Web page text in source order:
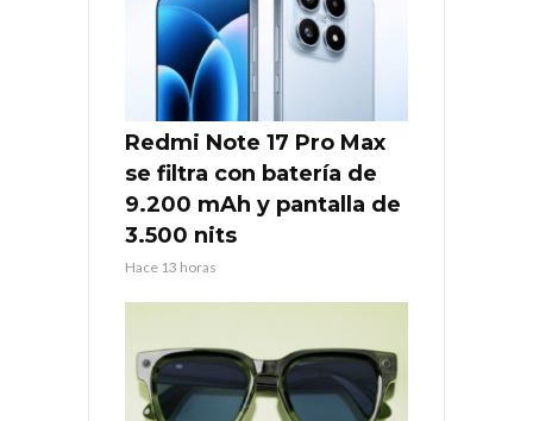
Redmi Note 17 Pro Max
se filtra con batería de
9.200 mAh y pantalla de
3.500 nits
Hace 13 horas